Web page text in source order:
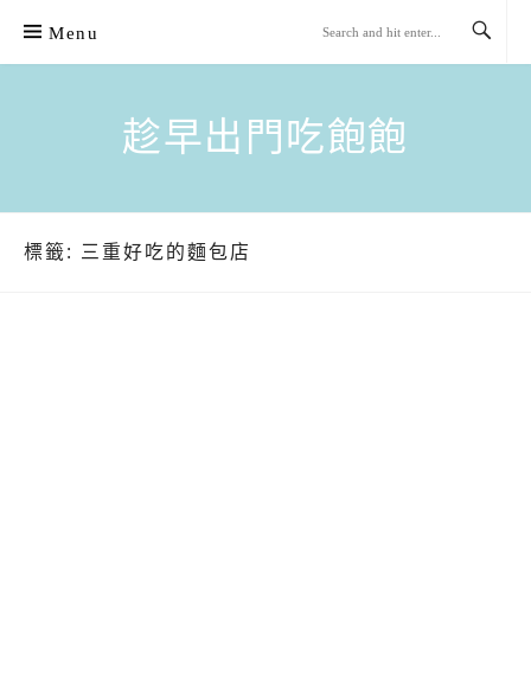
content
Menu
趁早出門吃飽飽
標籤: 三重好吃的麵包店